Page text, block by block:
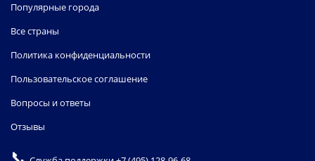
Популярные города
Все страны
Политика конфиденциальности
Пользовательское соглашение
Вопросы и ответы
Отзывы